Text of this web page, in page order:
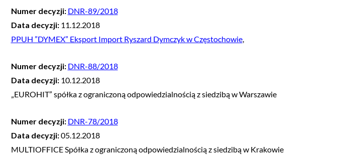
Numer decyzji: DNR-89/2018
Data decyzji: 11.12.2018
PPUH ”DYMEX” Eksport Import Ryszard Dymczyk w Częstochowie,
Numer decyzji: DNR-88/2018
Data decyzji: 10.12.2018
„EUROHIT” spółka z ograniczoną odpowiedzialnością z siedzibą w Warszawie
Numer decyzji: DNR-78/2018
Data decyzji:05.12.2018
MULTIOFFICE Spółka z ograniczoną odpowiedzialnością z siedzibą w Krakowie